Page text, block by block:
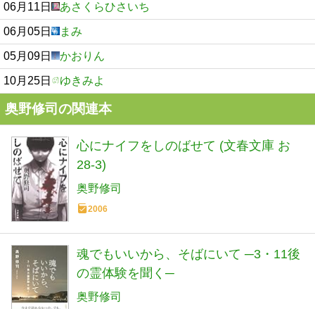
06月11日 あさくらひさいち
06月05日 まみ
05月09日 かおりん
10月25日 ゆきみよ
奥野修司の関連本
心にナイフをしのばせて (文春文庫 お
28-3)
奥野修司
2006
魂でもいいから、そばにいて ─3・11後
の霊体験を聞く─
奥野修司